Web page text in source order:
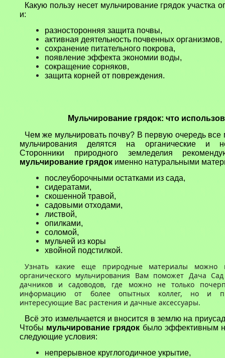
Какую пользу несет мульчирование грядок участка
и:
разносторонняя защита почвы,
активная деятельность почвенных организмов,
сохранение питательного покрова,
появление эффекта экономии воды,
сокращение сорняков,
защита корней от повреждения.
Мульчирование грядок: что
Чем же мульчировать почву? В первую очередь все
мульчирования делятся на органические и
Сторонники природного земледелия
мульчирование грядок именно натуральными
послеуборочными остатками из сада,
сидератами,
скошенной травой,
садовыми отходами,
листвой,
опилками,
соломой,
мульчей из коры
хвойной подстилкой.
Узнать какие еще природные материалы можно
органического мульчирования Вам поможет Дача
дачников и садоводов, где можно не только
информацию от более опытных коллег, но и
интересующие Вас растения и дачные аксессуары.
Всё это измельчается и вносится в землю на
Чтобы мульчирование грядок было эффективным
следующие условия:
непрерывное круглогодичное укрытие,